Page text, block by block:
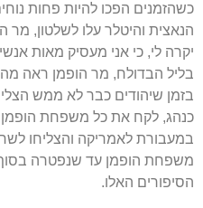
כשהזמנים הפכו להיות פחות
הנאצית והיטלר עלו לשלטון,
יקרה לי, כי אני מעסיק מאות
בליל הבדולח, מר הופמן ראה מה
בזמן שיהודים כבר לא ממש
כנהג, לקח את כל משפחת
במעבורת לאמריקה והצליחו
הסיפורים האלו.